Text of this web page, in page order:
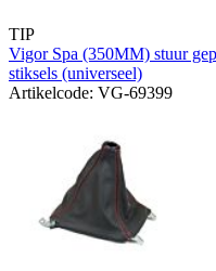
TIP
Vigor Spa (350MM) stuur
stiksels (universeel)
Artikelcode: VG-69399